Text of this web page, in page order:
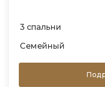
3 спальни
Семейный